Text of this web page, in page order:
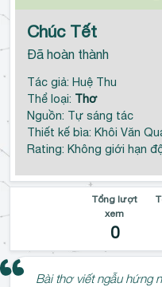
Chúc Tết
Đã hoàn thành
Tác giả: Huệ Thu
Thể loại: Thơ
Nguồn: Tự sáng tác
Thiết kế bìa: Khôi Văn
Rating: Không giới hạn
Tổng lượt
xem
0
Bài thơ viết ngẫu hứng